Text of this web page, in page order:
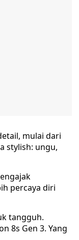
mulai dari
stylish: ungu,
percaya diri
tangguh.
8s Gen 3. Yang